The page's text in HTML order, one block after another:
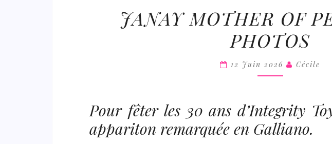
MOTHER
OF
PEARL,
LES
JANAY MOTHER OF
PHOTOS
12 Juin 2026 Cécile
Pour fêter les 30 ans d’Integrity
appariton remarquée en Galliano.